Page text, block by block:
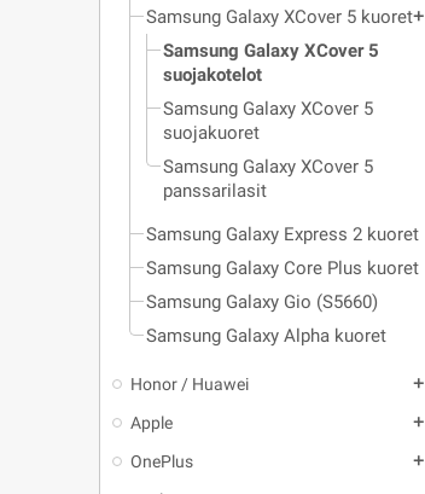
Samsung Galaxy XCover 5 kuoretadd
Samsung Galaxy XCover 5
suojakotelot
Samsung Galaxy XCover 5
suojakuoret
Samsung Galaxy XCover 5
panssarilasit
Samsung Galaxy Express 2 kuoret
Samsung Galaxy Core Plus kuoret
Samsung Galaxy Gio (S5660)
Samsung Galaxy Alpha kuoret
Honor / Huawei add
Apple add
OnePlus add